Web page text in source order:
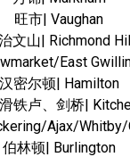
旺市| Vaughan
文山| Richmond
East
汉密尔顿| Hamilton
铁卢、剑桥|
Ajax/Whitby/
伯林顿| Burlington